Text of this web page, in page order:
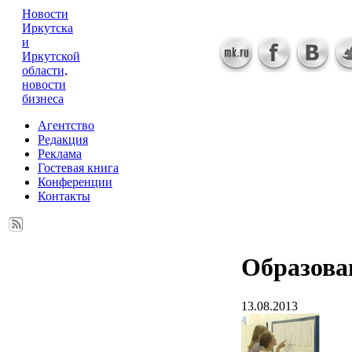
Новости
Иркутска
и
Иркутской
области,
новости
бизнеса
Агентство
Редакция
Реклама
Гостевая книга
Конференции
Контакты
13.08.2013